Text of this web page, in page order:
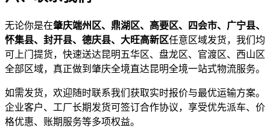
无论你是在肇庆端州区、鼎湖区、高要区、四会市、广宁县、
怀集县、封开县、德庆县、大旺高新区任意区域发货，我们均
可上门提货，快速送达昆明五华区、盘龙区、官渡区、西山区
全部区域，真正做到肇庆全境直达昆明全境一站式物流服务。
如需发货，欢迎随时联系我们获取实时报价与最优运输方案。
企业客户、工厂长期发货可签订合作协议，享受优先派车、价
格优惠、账期服务等多项权益。